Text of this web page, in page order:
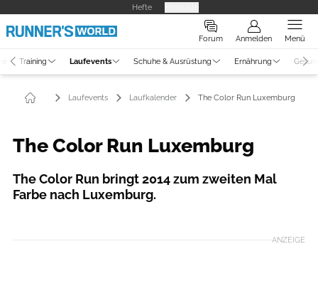
Hefte
Forum Anmelden Menü
Training Laufevents Schuhe & Ausrüstung Ernährung
Laufevents Laufkalender The Color Run Luxemburg
The Color Run Luxemburg
The Color Run bringt 2014 zum zweiten Mal
Farbe nach Luxemburg.
ANZEIGE